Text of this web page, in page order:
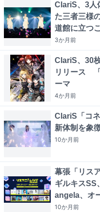
ClariS、3人
た三者三様
道館に立つこ
3か月前
ClariS、30
リリース
ーマ
4か月前
ClariS「コ
新体制を象
10か月前
幕張「リス
ギルキスSS
angela、オ
10か月前